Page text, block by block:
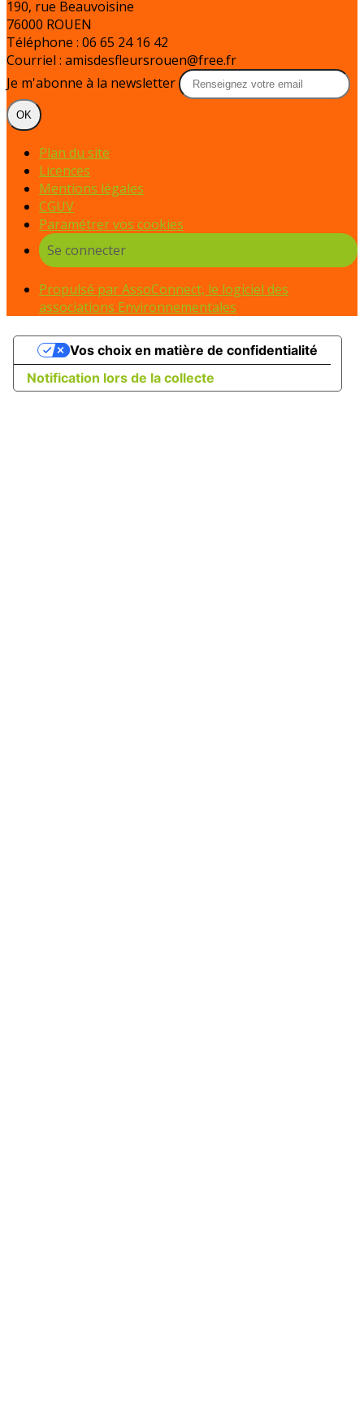
190, rue Beauvoisine
76000 ROUEN
Téléphone : 06 65 24 16 42
Courriel : amisdesfleursrouen@free.fr
Je m'abonne à la newsletter
OK
Plan du site
Licences
Mentions légales
CGUV
Paramétrer vos cookies
Se connecter
Propulsé par AssoConnect, le logiciel des
associations Environnementales
Notification lors de la collecte
Vos choix en matière de confidentialité